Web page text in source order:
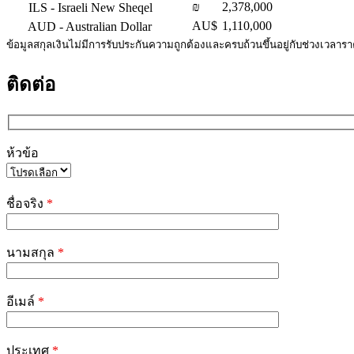
ILS - Israeli New Sheqel ₪
2,378,000
AUD - Australian Dollar AU$ 1,110,000
ข้อมูลสกุลเงินไม่มีการรับประกันความถูกต้องและครบถ้วนขึ้นอยู่กับช่วงเวลาร
ติดต่อ
ห้วข้อ
leave
this
field
ชื่อจริง *
นามสกุล *
อีเมล์ *
ประเทศ *